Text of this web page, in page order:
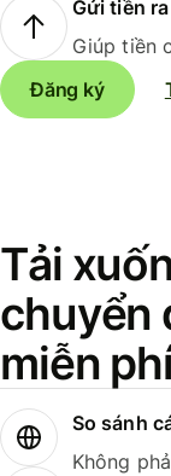
Gửi tiền
Giúp tiền
Đăng ký
Tải
chuyển
miễn
So sánh
Không